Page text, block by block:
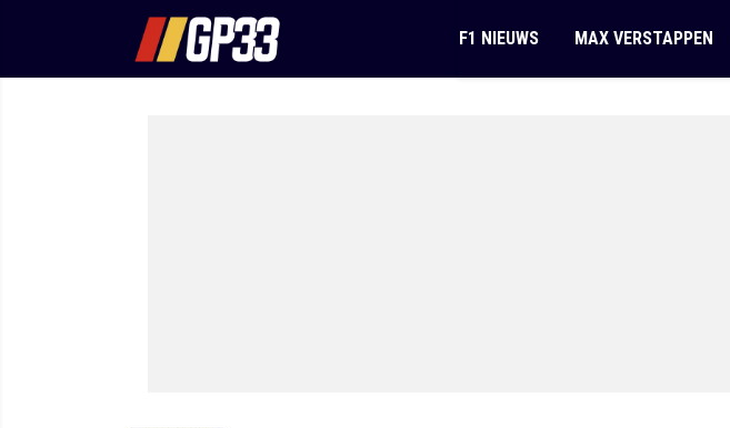
F1 NIEUWS MAX VERSTAPPEN